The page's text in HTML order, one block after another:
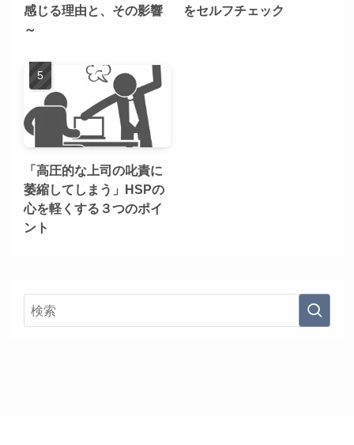
感じる理由と、その影響
～
をセルフチェック
「高圧的な上司の叱責に
萎縮してしまう」HSPの
心を軽くする３つのポイ
ント